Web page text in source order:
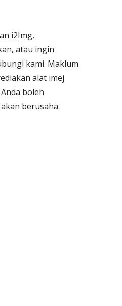
i2Img,
atau ingin
kami. Maklum
alat imej
boleh
berusaha